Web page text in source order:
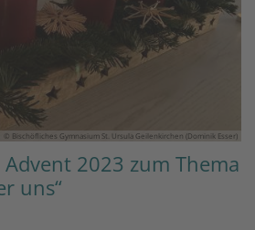
© Bischöfliches Gymnasium St. Ursula Geilenkirchen (Dominik Esser)
2023 zum Thema
uns“